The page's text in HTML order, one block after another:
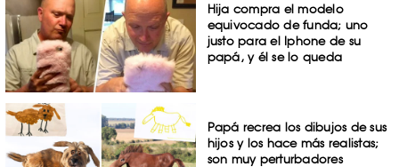
Hija compra el modelo
equivocado de funda; uno
justo para el Iphone de su
papá, y él se lo queda
Papá recrea los dibujos de sus
hijos y los hace más realistas;
son muy perturbadores